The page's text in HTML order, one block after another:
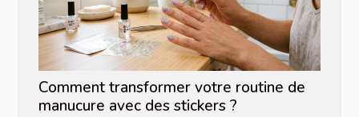
Comment transformer votre routine de
manucure avec des stickers ?